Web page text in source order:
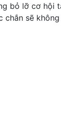
bỏ lỡ cơ hội
chắn sẽ